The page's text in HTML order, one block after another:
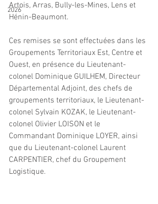
2026
Artois, Arras, Bully-les-Mines, Lens et
Hénin-Beaumont.
Ces remises se sont effectuées dans les
Groupements Territoriaux Est, Centre et
Ouest, en présence du Lieutenant-
colonel Dominique GUILHEM, Directeur
Départemental Adjoint, des chefs de
groupements territoriaux, le Lieutenant-
colonel Sylvain KOZAK, le Lieutenant-
colonel Olivier LOISON et le
Commandant Dominique LOYER, ainsi
que du Lieutenant-colonel Laurent
CARPENTIER, chef du Groupement
Logistique.